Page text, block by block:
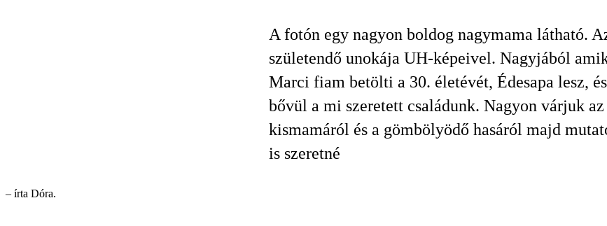
A fotón egy nagyon boldog nagymama látható.
születendő unokája UH-képeivel. Nagyjából
Marci fiam betölti a 30. életévét, Édesapa lesz,
bővül a mi szeretett családunk. Nagyon várjuk
kismamáról és a gömbölyödő hasáról majd
is szeretné
– írta Dóra.